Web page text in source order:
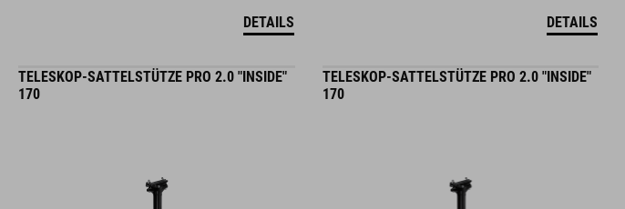
DETAILS DETAILS
TELESKOP-SATTELSTÜTZE PRO 2.0 "INSIDE"
170
TELESKOP-SATTELSTÜTZE PRO 2.0 "INSIDE"
170